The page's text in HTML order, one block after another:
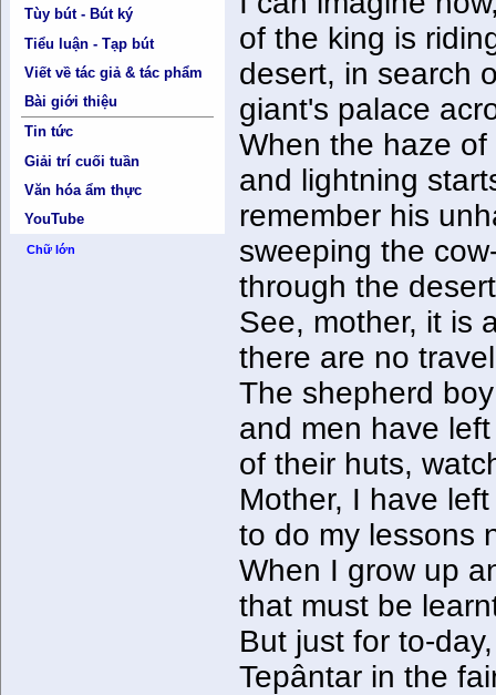
Tùy bút - Bút ký
Tiểu luận - Tạp bút
Viết về tác giả & tác phẩm
Bài giới thiệu
Tin tức
Giải trí cuối tuần
Văn hóa ẩm thực
YouTube
Chữ lớn
of the king is
desert, in search
giant's palace
When the haze
and lightning
remember his
sweeping the
through the
See, mother, it is
there are no
The shepherd
and men have
of their huts,
Mother, I have
to do my lessons
When I grow up
that must be
But just for to-
Tepântar in the